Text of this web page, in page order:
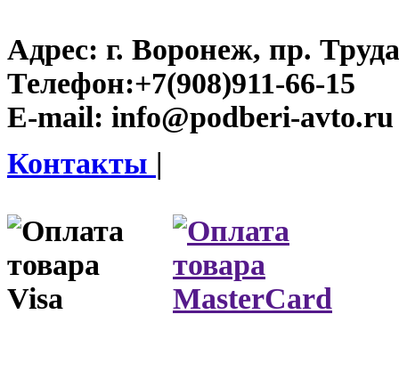
Адрес: г. Воронеж, пр.
Телефон:+7(908)911-66-15
E-mail: info@podberi-avto.ru
Контакты |